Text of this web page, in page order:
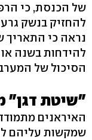
של הכנסת, כי
נראה כי התאריך
להידחות בשנה או
הסיכול של המערב
"שיטת דגן"
האיראנים
שמקשות עליהם